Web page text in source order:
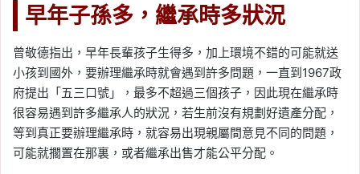
早年子孫多，繼承時多狀況
曾敬德指出，早年長輩孩子生得多，加上環境不錯的可能就送
小孩到國外，要辦理繼承時就會遇到許多問題，一直到1967政
府提出「五三口號」，最多不超過三個孩子，因此現在繼承時
很容易遇到許多繼承人的狀況，若生前沒有規劃好遺產分配，
等到真正要辦理繼承時，就容易出現親屬間意見不同的問題，
可能就擱置在那裏，或者繼承出售才能公平分配。